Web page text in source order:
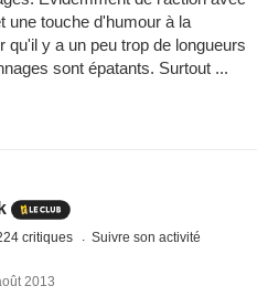
une touche d'humour à la
y a un peu trop de longueurs
sont épatants. Surtout ...
critiques Suivre son activité
2013